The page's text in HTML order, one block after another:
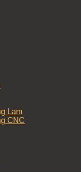
Lam
CNC